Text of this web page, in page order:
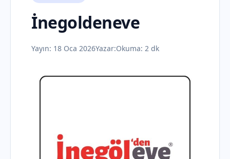
İnegoldeneve
Yayın: 18 Oca 2026Yazar:Okuma: 2 dk